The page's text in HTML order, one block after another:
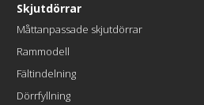
Skjutdörrar
Måttanpassade skjutdörrar
Rammodell
Fältindelning
Dörrfyllning